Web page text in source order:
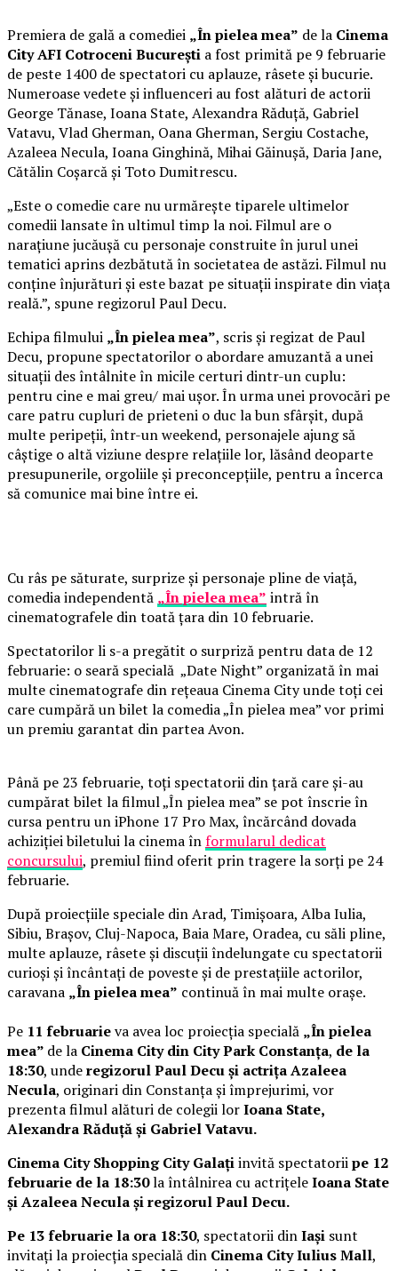
Premiera de gală a comediei „În pielea mea” de la Cinema
City AFI Cotroceni București a fost primită pe 9 februarie
de peste 1400 de spectatori cu aplauze, râsete și bucurie.
Numeroase vedete și influenceri au fost alături de actorii
George Tănase, Ioana State, Alexandra Răduță, Gabriel
Vatavu, Vlad Gherman, Oana Gherman, Sergiu Costache,
Azaleea Necula, Ioana Ginghină, Mihai Găinușă, Daria Jane,
Cătălin Coșarcă și Toto Dumitrescu.
„Este o comedie care nu urmărește tiparele ultimelor
comedii lansate în ultimul timp la noi. Filmul are o
narațiune jucăușă cu personaje construite în jurul unei
tematici aprins dezbătută în societatea de astăzi. Filmul nu
conține înjurături și este bazat pe situații inspirate din viața
reală.”, spune regizorul Paul Decu.
Echipa filmului „În pielea mea”, scris și regizat de Paul
Decu, propune spectatorilor o abordare amuzantă a unei
situații des întâlnite în micile certuri dintr-un cuplu:
pentru cine e mai greu/ mai ușor. În urma unei provocări pe
care patru cupluri de prieteni o duc la bun sfârșit, după
multe peripeții, într-un weekend, personajele ajung să
câștige o altă viziune despre relațiile lor, lăsând deoparte
presupunerile, orgoliile și preconcepțiile, pentru a încerca
să comunice mai bine între ei.
Cu râs pe săturate, surprize și personaje pline de viață,
comedia independentă „În pielea mea” intră în
cinematografele din toată țara din 10 februarie.
Spectatorilor li s-a pregătit o surpriză pentru data de 12
februarie: o seară specială „Date Night” organizată în mai
multe cinematografe din rețeaua Cinema City unde toți cei
care cumpără un bilet la comedia „În pielea mea” vor primi
un premiu garantat din partea Avon.
Până pe 23 februarie, toți spectatorii din țară care și-au
cumpărat bilet la filmul „În pielea mea” se pot înscrie în
cursa pentru un iPhone 17 Pro Max, încărcând dovada
achiziției biletului la cinema înformularul dedicat
concursului, premiul fiind oferit prin tragere la sorți pe 24
februarie.
După proiecțiile speciale din Arad, Timișoara, Alba Iulia,
Sibiu, Brașov, Cluj-Napoca, Baia Mare, Oradea, cu săli pline,
multe aplauze, râsete și discuții îndelungate cu spectatorii
curioși și încântați de poveste și de prestațiile actorilor,
caravana „În pielea mea” continuă în mai multe orașe.
Pe 11 februarieva avea loc proiecția specială „În pielea
mea” de la Cinema City din City Park Constanța, de la
18:30, underegizorul Paul Decu și actrița Azaleea
Necula, originari din Constanța și împrejurimi, vor
prezenta filmul alături de colegii lorIoana State,
Alexandra Răduță și Gabriel Vatavu.
Cinema City Shopping City Galațiinvită spectatoriipe 12
februarie de la 18:30la întâlnirea cu actrițeleIoana State
și Azaleea Necula și regizorul Paul Decu.
Pe 13 februarie la ora 18:30, spectatorii dinIași sunt
invitați la proiecția specială din Cinema City Iulius Mall,